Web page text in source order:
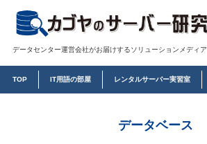
データセンター運営会社がお届けするソリューションメディア
TOP IT用語の部屋 レンタルサーバー実習室
データベース